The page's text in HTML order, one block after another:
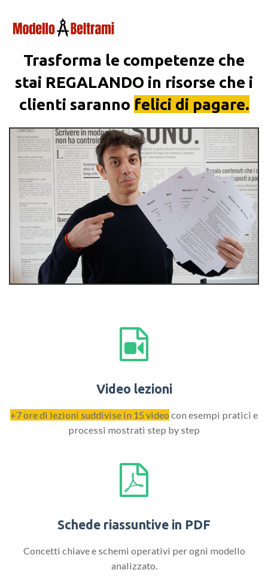
Trasforma le competenze che
stai REGALANDO in risorse che i
clienti saranno felici di pagare.
Video lezioni
+7 ore di lezioni suddivise in 15 video con esempi pratici e
processi mostrati step by step
Schede riassuntive in PDF
Concetti chiave e schemi operativi per ogni modello
analizzato.